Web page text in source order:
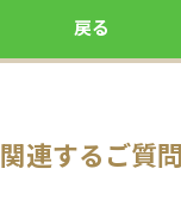
戻る
関連するご質問